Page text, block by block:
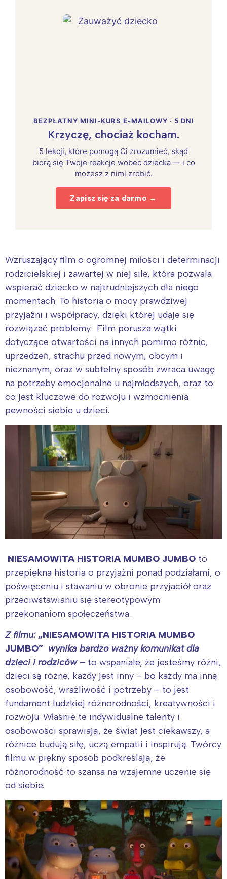
BEZPŁATNY MINI-KURS E-MAILOWY · 5 DNI
Krzyczę, chociaż kocham.
5 lekcji, które pomogą Ci zrozumieć, skąd
biorą się Twoje reakcje wobec dziecka — i co
możesz z nimi zrobić.
Zapisz się za darmo →
Wzruszający film o ogromnej miłości i determinacji
rodzicielskiej i zawartej w niej sile, która pozwala
wspierać dziecko w najtrudniejszych dla niego
momentach. To historia o mocy prawdziwej
przyjaźni i współpracy, dzięki której udaje się
rozwiązać problemy. Film porusza wątki
dotyczące otwartości na innych pomimo różnic,
uprzedzeń, strachu przed nowym, obcym i
nieznanym, oraz w subtelny sposób zwraca uwagę
na potrzeby emocjonalne u najmłodszych, oraz to
co jest kluczowe do rozwoju i wzmocnienia
pewności siebie u dzieci.
NIESAMOWITA HISTORIA MUMBO JUMBO to
przepiękna historia o przyjaźni ponad podziałami, o
poświęceniu i stawaniu w obronie przyjaciół oraz
przeciwstawianiu się stereotypowym
przekonaniom społeczeństwa.
Z filmu: „NIESAMOWITA HISTORIA MUMBO
JUMBO” wynika bardzo ważny komunikat dla
dzieci i rodziców – to wspaniale, że jesteśmy różni,
dzieci są różne, każdy jest inny – bo każdy ma inną
osobowość, wrażliwość i potrzeby – to jest
fundament ludzkiej różnorodności, kreatywności i
rozwoju. Właśnie te indywidualne talenty i
osobowości sprawiają, że świat jest ciekawszy, a
różnice budują siłę, uczą empatii i inspirują. Twórcy
filmu w piękny sposób podkreślają, że
różnorodność to szansa na wzajemne uczenie się
od siebie.